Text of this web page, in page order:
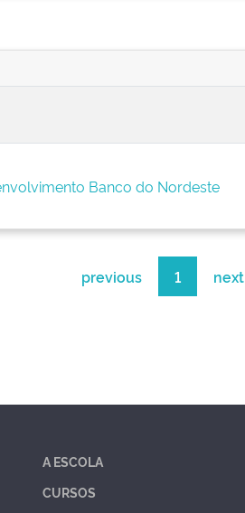
Banco do Nordeste
previous 1 next
A ESCOLA
CURSOS